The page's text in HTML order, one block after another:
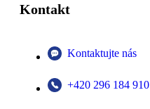
Kontakt
Kontaktujte nás
+420 296 184 910